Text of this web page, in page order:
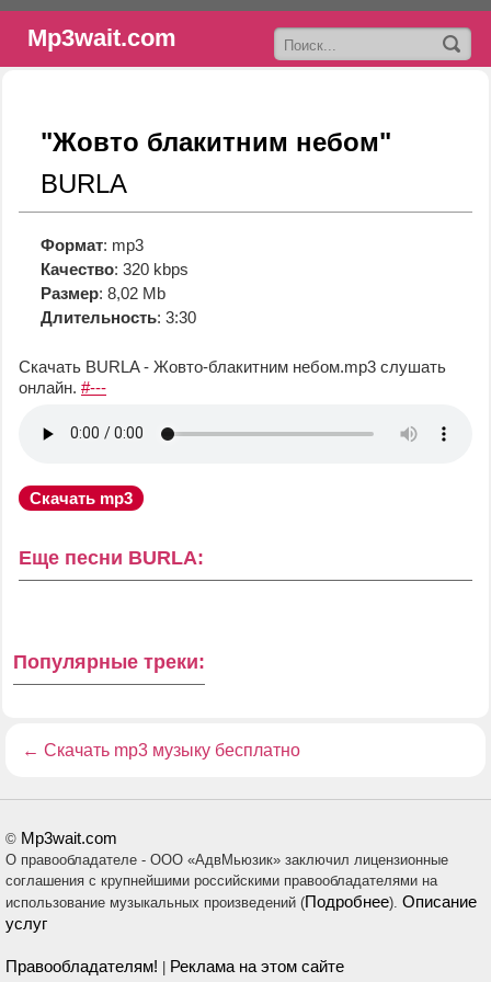
Mp3wait.com
"Жовто блакитним небом"
BURLA
Формат: mp3
Качество: 320 kbps
Размер: 8,02 Mb
Длительность: 3:30
Скачать BURLA - Жовто-блакитним небом.mp3 слушать
онлайн. #---
Скачать mp3
Еще песни BURLA:
Популярные треки:
← Скачать mp3 музыку бесплатно
© Mp3wait.com
О правообладателе - ООО «АдвМьюзик» заключил лицензионные
соглашения с крупнейшими российскими правообладателями на
использование музыкальных произведений (Подробнее). Описание
услуг
Правообладателям! Реклама на этом сайте